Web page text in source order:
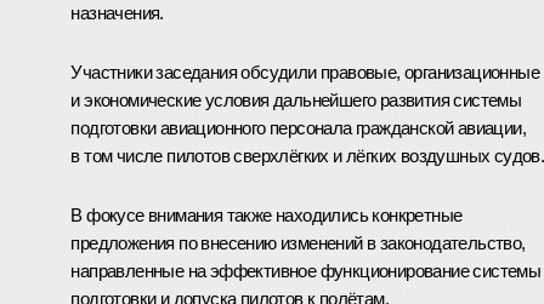
назначения.
Участники заседания обсудили правовые, организационные
и экономические условия дальнейшего развития системы
подготовки авиационного персонала гражданской авиации,
в том числе пилотов сверхлёгких и лёгких воздушных судов.
В фокусе внимания также находились конкретные
предложения по внесению изменений в законодательство,
направленные на эффективное функционирование системы
подготовки и допуска пилотов к полётам.